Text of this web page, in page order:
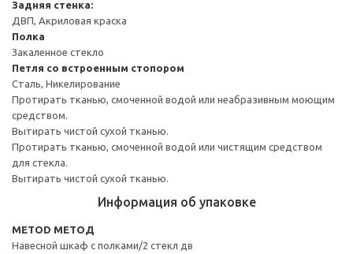
Задняя стенка:
ДВП, Акриловая краска
Полка
Закаленное стекло
Петля со встроенным стопором
Сталь, Никелирование
Протирать тканью, смоченной водой или неабразивным моющим
средством.
Вытирать чистой сухой тканью.
Протирать тканью, смоченной водой или чистящим средством
для стекла.
Вытирать чистой сухой тканью.
Информация об упаковке
METOD МЕТОД
Навесной шкаф с полками/2 стекл дв